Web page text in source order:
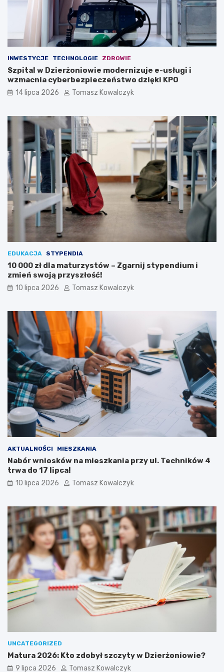
INWESTYCJE TECHNOLOGIE ZDROWIE
Szpital w Dzierżoniowie modernizuje e-usługi i
wzmacnia cyberbezpieczeństwo dzięki KPO
14 lipca 2026 Tomasz Kowalczyk
EDUKACJA STYPENDIA
10 000 zł dla maturzystów – Zgarnij stypendium i
zmień swoją przyszłość!
10 lipca 2026 Tomasz Kowalczyk
AKTUALNOŚCI MIESZKANIA
Nabór wniosków na mieszkania przy ul. Techników 4
trwa do 17 lipca!
10 lipca 2026 Tomasz Kowalczyk
UNCATEGORIZED
Matura 2026: Kto zdobył szczyty w Dzierżoniowie?
9 lipca 2026 Tomasz Kowalczyk